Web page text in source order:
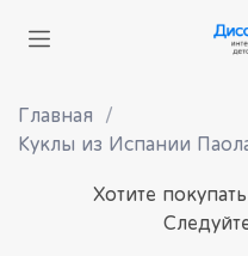
Главная
Куклы из Испании
Хотите